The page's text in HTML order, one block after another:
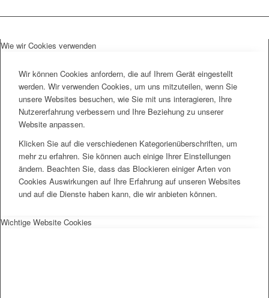
Wie wir Cookies verwenden
Wir können Cookies anfordern, die auf Ihrem Gerät eingestellt
werden. Wir verwenden Cookies, um uns mitzuteilen, wenn Sie
unsere Websites besuchen, wie Sie mit uns interagieren, Ihre
Nutzererfahrung verbessern und Ihre Beziehung zu unserer
Website anpassen.
Klicken Sie auf die verschiedenen Kategorienüberschriften, um
mehr zu erfahren. Sie können auch einige Ihrer Einstellungen
ändern. Beachten Sie, dass das Blockieren einiger Arten von
Cookies Auswirkungen auf Ihre Erfahrung auf unseren Websites
und auf die Dienste haben kann, die wir anbieten können.
Wichtige Website Cookies